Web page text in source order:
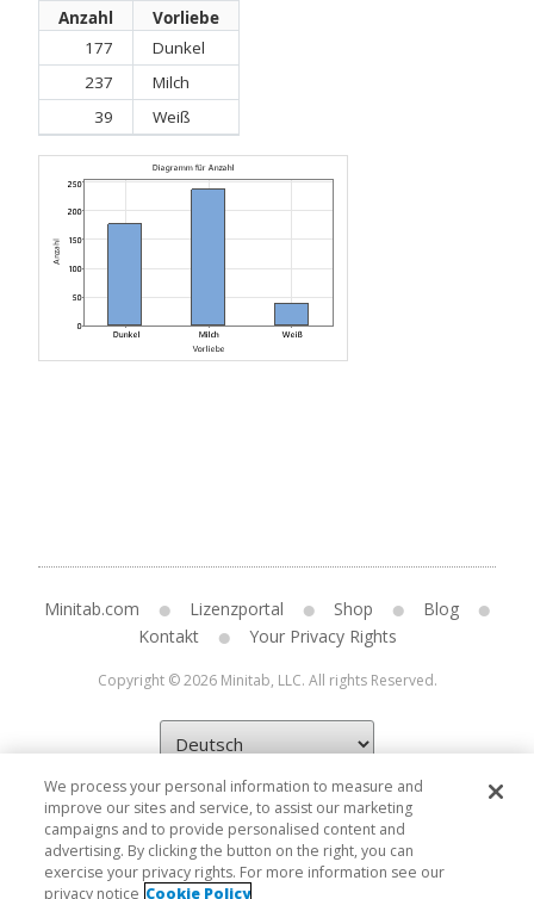
Anzahl
Vorliebe
177
Dunkel
237
Milch
39
Weiß
Minitab.com Lizenzportal Shop
Blog
Kontakt
Your Privacy Rights
Copyright © 2026 Minitab, LLC. All rights Reserved.
We process your personal information to measure and
improve our sites and service, to assist our marketing
campaigns and to provide personalised content and
advertising. By clicking the button on the right, you can
exercise your privacy rights. For more information see our
privacy notice Cookie Policy